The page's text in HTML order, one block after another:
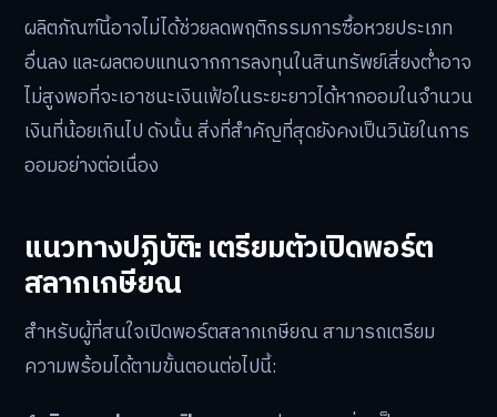
ตอบแทนจากการลงทุน
เป็นส่วนหนึ่งของพอร์ตเกษียณ:สามารถใช้สลาก
เกษียณเป็นสินทรัพย์ความเสี่ยงต่ำ ควบคู่ไปกับการลงทุน
ในสินทรัพย์อื่น เช่น กองทุนรวม RMF/SSF หรือประกัน
บำนาญ เพื่อกระจายความเสี่ยง
ข้อควรพิจารณาและประเด็นท้าทาย
แม้จะมีข้อดี แต่ก็มีประเด็นที่ต้องพิจารณาเช่นกัน เช่น
อื่นลง และผลตอบแทนจากการลงทุนในสินทรัพย์เสี่ยงต่ำอาจ
ไม่สูงพอที่จะเอาชนะเงินเฟ้อในระยะยาวได้หากออมในจำนวน